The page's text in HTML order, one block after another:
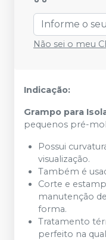
Não sei o meu
Indicação:
Grampo para
pequenos pré-
Possui
visualização.
Também é
Corte e
manutenção
forma.
Tratamento
perfeito na